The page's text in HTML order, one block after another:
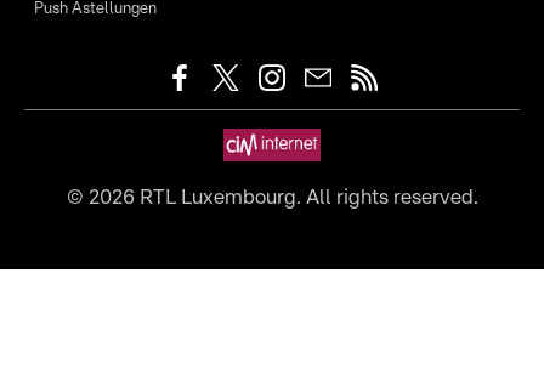
Push Astellungen
© 2026RTL Luxembourg. All rights reserved.